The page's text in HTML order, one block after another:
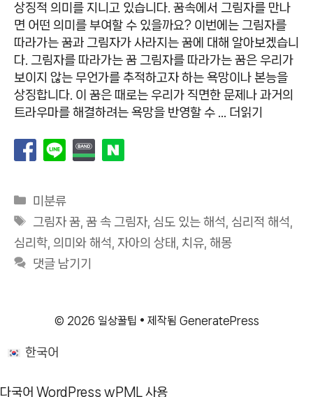
상징적 의미를 지니고 있습니다. 꿈속에서 그림자를 만나
면 어떤 의미를 부여할 수 있을까요? 이번에는 그림자를
따라가는 꿈과 그림자가 사라지는 꿈에 대해 알아보겠습니
다. 그림자를 따라가는 꿈 그림자를 따라가는 꿈은 우리가
보이지 않는 무언가를 추적하고자 하는 욕망이나 본능을
상징합니다. 이 꿈은 때로는 우리가 직면한 문제나 과거의
트라우마를 해결하려는 욕망을 반영할 수 …
더읽기
카
테
리
미분류
태
그
그림자 꿈 ,꿈 속 그림자, 심도 있는 해석 심리적 해석
심리학 의미와 해석 자아의 상태 치유 해몽
댓글 남기기
© 2026 일상꿀팁 • 제작됨 GeneratePress
한국어
다국어 WordPress wPML 사용